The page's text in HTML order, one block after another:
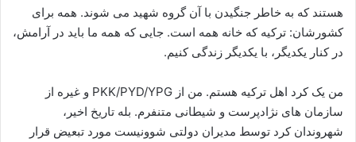
هستند که به خاطر جنگیدن با آن گروه شهید می شوند. همه برای
کشورشان: ترکیه که خانه همه است. جایی که همه ما باید در آرامش،
در کنار یکدیگر، با یکدیگر زندگی کنیم.
من یک کرد اهل ترکیه هستم. من از PKK/PYD/YPG و غیره از
سازمان های نژادپرست و شیطانی متنفرم. بله تاریخ اخیر،
شهروندان کرد توسط مدیران دولتی شوونیست مورد تبعیض قرار